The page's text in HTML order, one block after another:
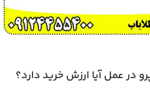
در عمل آیا ارزش خرید دارد؟